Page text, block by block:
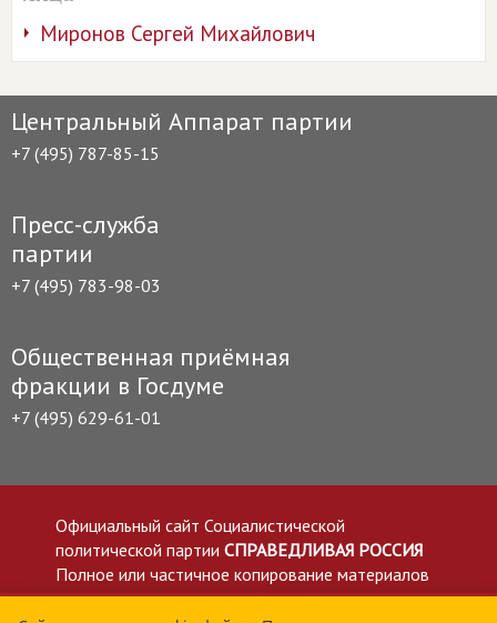
Миронов Сергей Михайлович
Центральный Аппарат партии
+7 (495) 787-85-15
Пресс-служба
партии
+7 (495) 783-98-03
Общественная приёмная
фракции в Госдуме
+7 (495) 629-61-01
Официальный сайт Социалистической
политической партии СПРАВЕДЛИВАЯ РОССИЯ
Полное или частичное копирование материалов
приветствуется со ссылкой на сайт spravedlivo.ru